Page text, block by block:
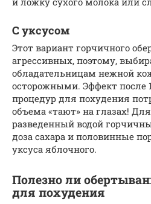
С уксусом
Этот вариант горчичного
агрессивных, поэтому,
обладательницам нежной
осторожными. Эффект после
процедур для похудения
объема «тают» на глазах!
разведенный водой
доза сахара и половинные
уксуса яблочного.
Полезно ли
для похудения